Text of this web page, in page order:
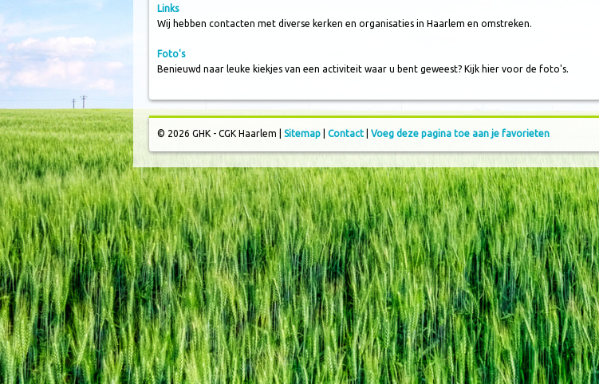
Links
Wij hebben contacten met diverse kerken en organisaties in Haarlem en omstreken.
Foto's
Benieuwd naar leuke kiekjes van een activiteit waar u bent geweest? Kijk hier voor de foto's.
© 2026 GHK - CGK Haarlem | Sitemap Contact Voeg deze pagina toe aan je favorieten